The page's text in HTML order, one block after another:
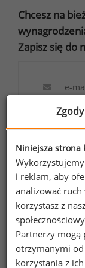
Chcesz na
Zapisz się do
sp. k.
adres
że
temat
Zgody
Niniejsza strona
i reklam, aby
analizować
korzystasz z
Partnerzy mogą
otrzymanymi od
korzystania z ich